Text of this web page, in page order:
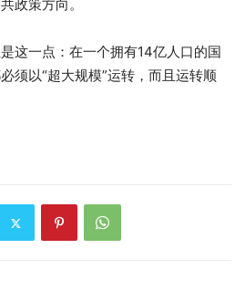
政策方向。
这一点：在一个拥有14亿人口的国
须以“超大规模”运转，而且运转顺